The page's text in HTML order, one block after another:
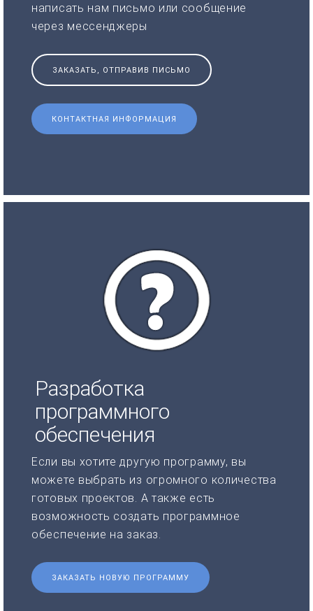
написать нам письмо или сообщение
через мессенджеры
ЗАКАЗАТЬ, ОТПРАВИВ ПИСЬМО
КОНТАКТНАЯ ИНФОРМАЦИЯ
Разработка
программного
обеспечения
Если вы хотите другую программу, вы
можете выбрать из огромного количества
готовых проектов. А также есть
возможность создать программное
обеспечение на заказ.
ЗАКАЗАТЬ НОВУЮ ПРОГРАММУ